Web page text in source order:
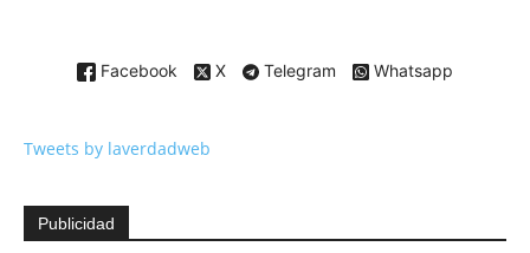
Facebook X Telegram Whatsapp
Tweets by laverdadweb
Publicidad